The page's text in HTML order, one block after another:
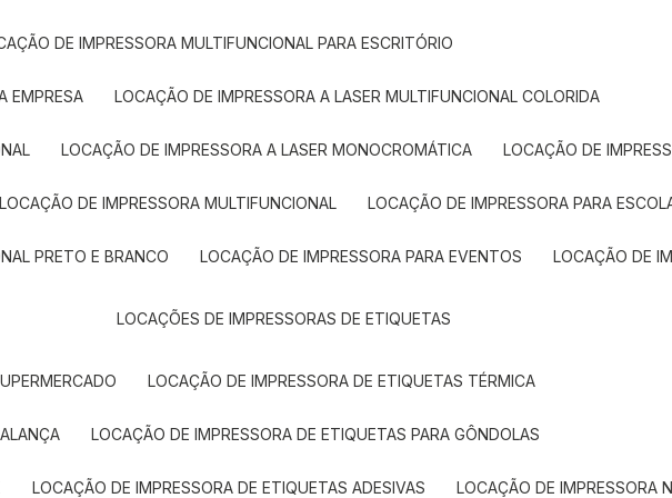
DE IMPRESSORA MULTIFUNCIONAL PARA ESCRITÓRIO
EMPRESA LOCAÇÃO DE IMPRESSORA A LASER MULTIFUNCIONAL COLORIDA
LOCAÇÃO DE IMPRESSORA A LASER MONOCROMÁTICA LOCAÇÃO DE
LOCAÇÃO DE IMPRESSORA MULTIFUNCIONAL LOCAÇÃO DE IMPRESSORA PARA
PRETO E BRANCO LOCAÇÃO DE IMPRESSORA PARA EVENTOS LOCAÇÃO DE
LOCAÇÕES DE IMPRESSORAS DE ETIQUETAS
LOCAÇÃO DE IMPRESSORA DE ETIQUETAS TÉRMICA
LOCAÇÃO DE IMPRESSORA DE ETIQUETAS PARA GÔNDOLAS
LOCAÇÃO DE IMPRESSORA DE ETIQUETAS ADESIVAS LOCAÇÃO DE IMPRESSORA